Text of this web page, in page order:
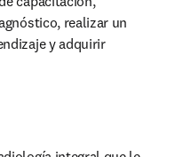
realizar un
y adquirir